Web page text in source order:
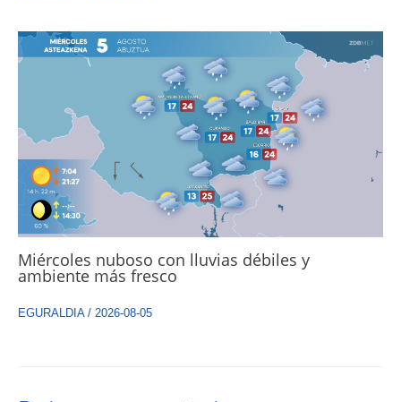
Miércoles nuboso con lluvias débiles y
ambiente más fresco
EGURALDIA/ 2026-08-05